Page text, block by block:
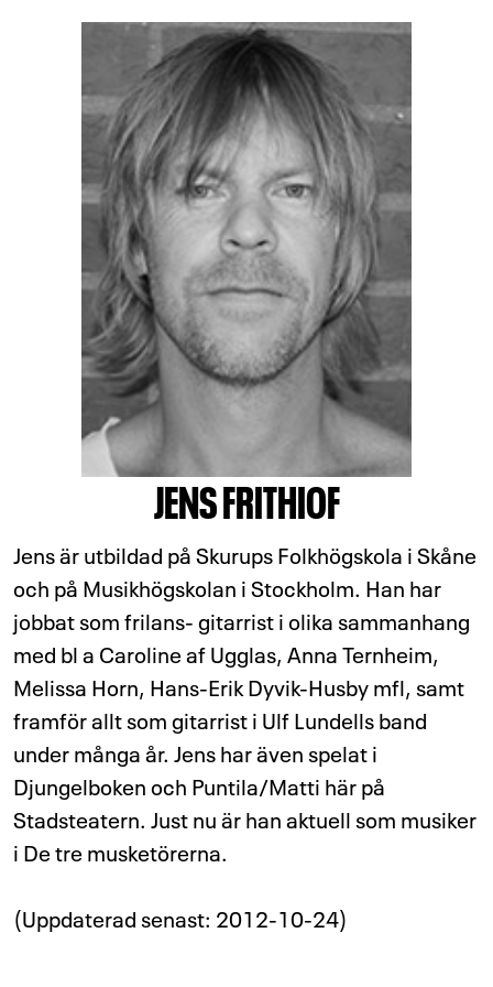
JENS FRITHIOF
Jens är utbildad på Skurups Folkhögskola i Skåne
och på Musikhögskolan i Stockholm. Han har
jobbat som frilans- gitarrist i olika sammanhang
med bl a Caroline af Ugglas, Anna Ternheim,
Melissa Horn, Hans-Erik Dyvik-Husby mfl, samt
framför allt som gitarrist i Ulf Lundells band
under många år. Jens har även spelat i
Djungelboken och Puntila/Matti här på
Stadsteatern. Just nu är han aktuell som musiker
i De tre musketörerna.
(Uppdaterad senast: 2012-10-24)